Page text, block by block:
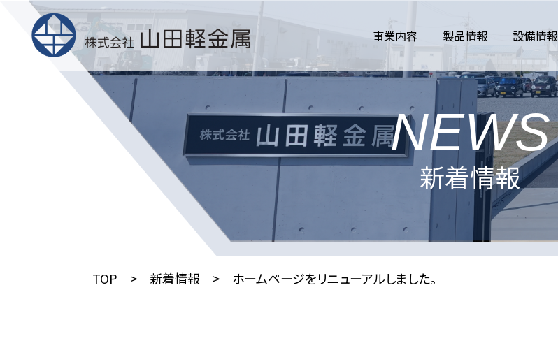
事業内容 製品情報 設備情報
NEWS
新着情報
TOP 新着情報 ホームページをリニューアルしました。